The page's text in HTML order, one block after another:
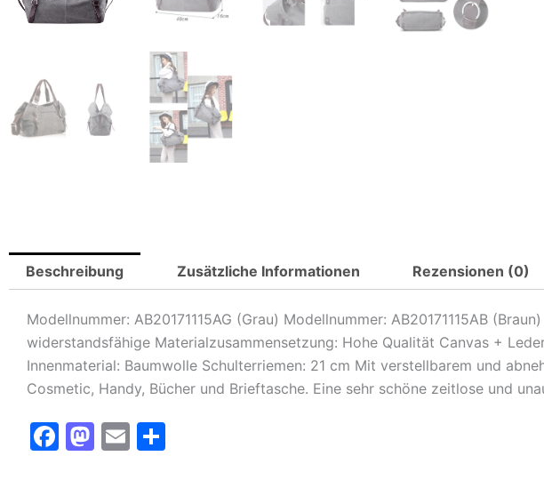
Beschreibung Zusätzliche Informationen Rezensionen (0)
Modellnummer: AB20171115AG (Grau) Modellnummer: AB20171115AB
widerstandsfähige Materialzusammensetzung: Hohe Qualität Canvas +
Innenmaterial: Baumwolle Schulterriemen: 21 cm Mit verstellbarem und
Cosmetic, Handy, Bücher und Brieftasche. Eine sehr schöne zeitlose und
F
M E